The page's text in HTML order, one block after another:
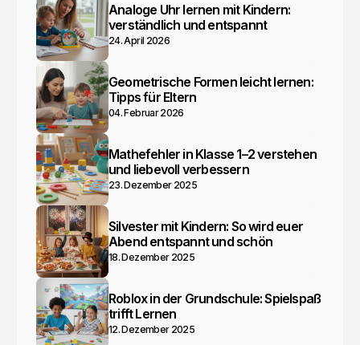
Analoge Uhr lernen mit Kindern:
verständlich und entspannt
24. April 2026
Geometrische Formen leicht lernen:
Tipps für Eltern
04. Februar 2026
Mathefehler in Klasse 1–2 verstehen
und liebevoll verbessern
23. Dezember 2025
Silvester mit Kindern: So wird euer
Abend entspannt und schön
18. Dezember 2025
Roblox in der Grundschule: Spielspaß
trifft Lernen
12. Dezember 2025